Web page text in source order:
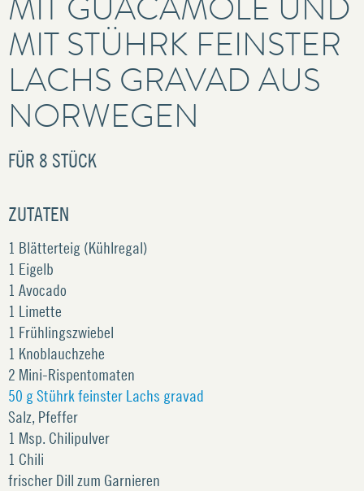
MIT GUACAMOLE UND
MIT STÜHRK FEINSTER
LACHS GRAVAD AUS
NORWEGEN
FÜR 8 STÜCK
ZUTATEN
1 Blätterteig (Kühlregal)
1 Eigelb
1 Avocado
1 Limette
1 Frühlingszwiebel
1 Knoblauchzehe
2 Mini-Rispentomaten
50 g Stührk feinster Lachs gravad
Salz, Pfeffer
1 Msp. Chilipulver
1 Chili
frischer Dill zum Garnieren